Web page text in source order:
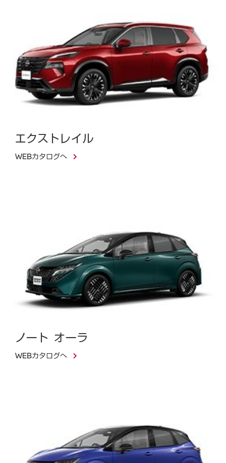
エクストレイル
WEBカタログへ
ノート オーラ
WEBカタログへ